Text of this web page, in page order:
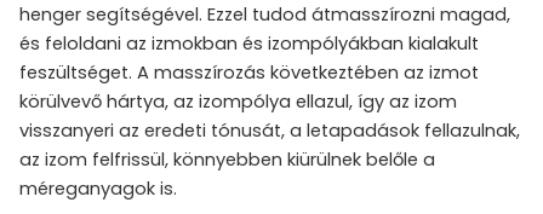
henger segítségével. Ezzel tudod átmasszírozni magad,
és feloldani az izmokban és izompólyákban kialakult
feszültséget. A masszírozás következtében az izmot
körülvevő hártya, az izompólya ellazul, így az izom
visszanyeri az eredeti tónusát, a letapadások fellazulnak,
az izom felfrissül, könnyebben kiürülnek belőle a
méreganyagok is.